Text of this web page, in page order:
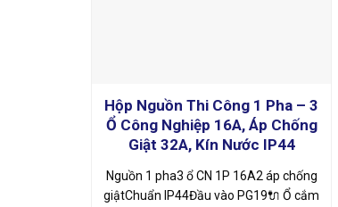
Hộp Nguồn Thi Công 1 Pha – 3
Ổ Công Nghiệp 16A, Áp Chống
Giật 32A, Kín Nước IP44
Nguồn 1 pha3 ổ CN 1P 16A2 áp chống
giậtChuẩn IP44Đầu vào PG19🔌 Ổ cắm